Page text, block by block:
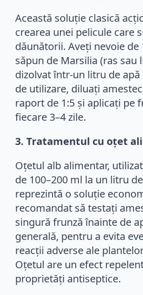
Această soluție clasică
crearea unei pelicule care
dăunătorii. Aveți nevoie de
săpun de Marsilia (ras sau
dizolvat într-un litru de
de utilizare, diluați
raport de 1:5 și aplicați pe
fiecare 3–4 zile.
3. Tratamentul cu oțet
Oțetul alb alimentar,
de 100–200 ml la un litru
reprezintă o soluție
recomandat să testați
singură frunză înainte de
generală, pentru a evita
reacții adverse ale
Oțetul are un efect
proprietăți antiseptice.